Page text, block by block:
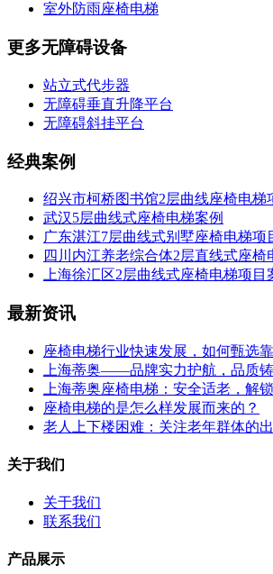
室外防雨座椅电梯
更多无障碍设备
站立式代步器
无障碍垂直升降平台
无障碍斜挂平台
经典案例
绍兴市柯桥图书馆2层曲线座椅电梯
武汉5层曲线式座椅电梯案例
广东湛江7层曲线式别墅座椅电梯项
四川内江养老综合体2层直线式座椅
上海徐汇区2层曲线式座椅电梯项目
最新资讯
座椅电梯行业快速发展，如何甄选
上海蒂奥——品牌实力护航，品质
上海蒂奥座椅电梯：安全适老，解
座椅电梯的是怎么样发展而来的？
老人上下楼困难：关注老年群体的
关于我们
关于我们
联系我们
产品展示